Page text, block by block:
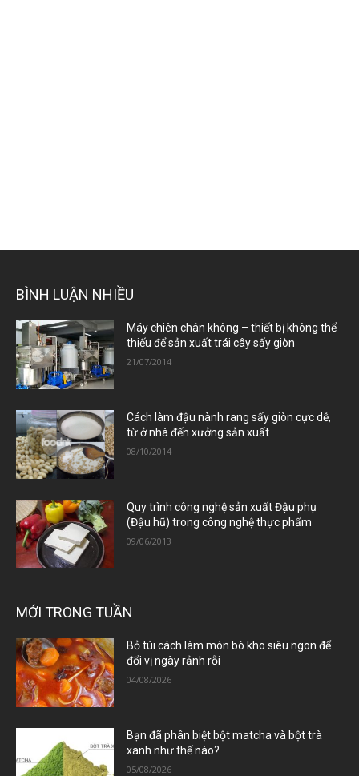
BÌNH LUẬN NHIỀU
Máy chiên chân không – thiết bị không thể
thiếu để sản xuất trái cây sấy giòn
21/07/2014
Cách làm đậu nành rang sấy giòn cực dễ,
từ ở nhà đến xưởng sản xuất
08/10/2014
Quy trình công nghệ sản xuất Đậu phụ
(Đậu hũ) trong công nghệ thực phẩm
09/06/2013
MỚI TRONG TUẦN
Bỏ túi cách làm món bò kho siêu ngon để
đổi vị ngày rảnh rỗi
04/08/2026
Bạn đã phân biệt bột matcha và bột trà
xanh như thế nào?
05/08/2026